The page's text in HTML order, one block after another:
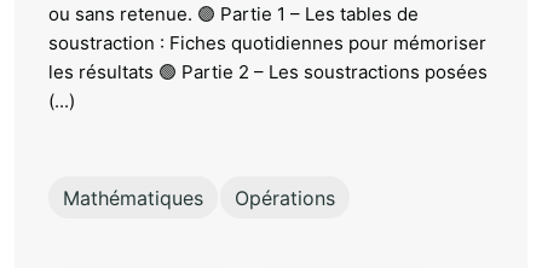
ou sans retenue. 🟣 Partie 1 – Les tables de
soustraction : Fiches quotidiennes pour mémoriser
les résultats 🟢 Partie 2 – Les soustractions posées
(...)
Mathématiques Opérations